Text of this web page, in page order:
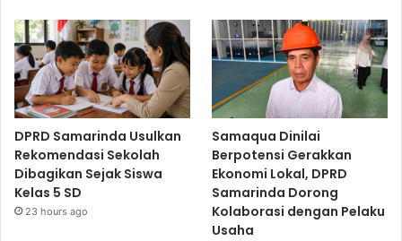
DPRD Samarinda Usulkan
Rekomendasi Sekolah
Dibagikan Sejak Siswa
Kelas 5 SD
23 hours ago
Samaqua Dinilai
Berpotensi Gerakkan
Ekonomi Lokal, DPRD
Samarinda Dorong
Kolaborasi dengan Pelaku
Usaha